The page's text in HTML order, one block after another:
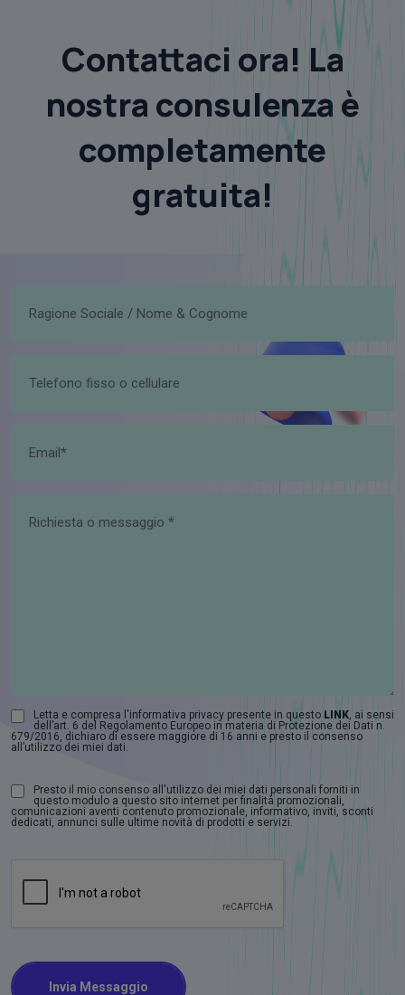
Contattaci ora! La
nostra consulenza è
completamente
gratuita!
Letta e compresa l'informativa privacy presente in questo LINK , ai sensi
dell’art. 6 del Regolamento Europeo in materia di Protezione dei Dati n.
679/2016, dichiaro di essere maggiore di 16 anni e presto il consenso
all’utilizzo dei miei dati.
Presto il mio consenso all'utilizzo dei miei dati personali forniti in
questo modulo a questo sito internet per finalità promozionali,
comunicazioni aventi contenuto promozionale, informativo, inviti, sconti
dedicati, annunci sulle ultime novità di prodotti e servizi.
Invia Messaggio